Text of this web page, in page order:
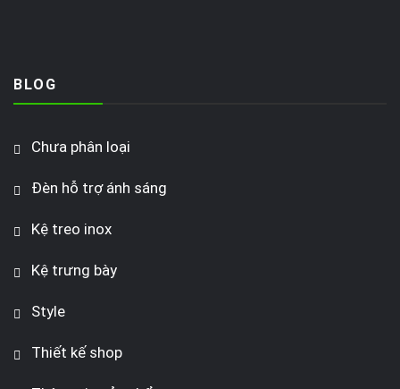
BLOG
Chưa phân loại
Đèn hỗ trợ ánh sáng
Kệ treo inox
Kệ trưng bày
Style
Thiết kế shop